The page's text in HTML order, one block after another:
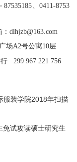
、0411-8753
dlhjzb@163.com
场A2号公寓10层
299 967 221 756
服装学院2018年扫描
免试攻读硕士研究生